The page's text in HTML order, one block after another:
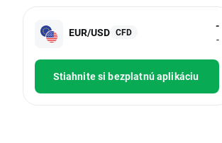
EUR/USD CFD
-
-
Stiahnite si bezplatnú aplikáciu